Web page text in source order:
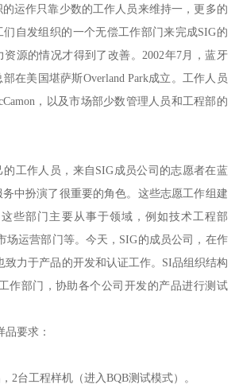
运作只靠少数的工作人员来维持一，更多的
自发组织的一个无偿工作部门来完成SIG的
资源的情况才得到了改善。2002年7月，蓝牙
在美国堪萨斯Overland Park成立。工作人员
，以及市场部少数管理人员和工程部的
的工作人员，来自SIG成员公司的志愿者在蓝
中扮演了很重要的角色。这些志愿工作组建
些部门主要从事于领域，例如技术工程部
场运营部门等。今天，SIG的成员公司，在作
致力于产品的开发和认证工作。SI品组织结构
作部门，协助各个公司开发的产品进行测试
要求：
2台工程样机（进入BQB测试模式）。